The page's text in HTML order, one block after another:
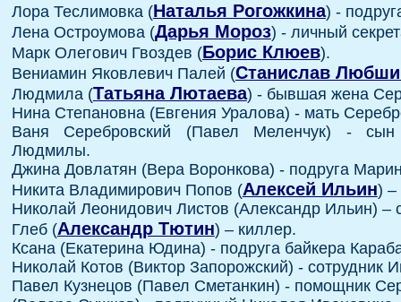
Лора Теслимовка (Наталья Рогожкина) -
Лена Остроумова (Дарья Мороз) - личный
Марк Олегович Гвоздев (Борис Клюев).
Вениамин Яковлевич Палей (Станислав
Людмила (Татьяна Лютаева) - бывшая жена
Нина Степановна (Евгения Уралова) - мать
Ваня Серебровский (Павел Меленчук) - сын
Людмилы.
Джина Довлатян (Вера Воронкова) - подруга
Никита Владимирович Попов (Алексей Ильин) –
Николай Леонидович Листов (Александр Ильин) –
Глеб (Александр Тютин) – киллер.
Ксана (Екатерина Юдина) - подруга байкера
Николай Котов (Виктор Запорожский) - сотрудник
Павел Кузнецов (Павел Сметанкин) - помощник